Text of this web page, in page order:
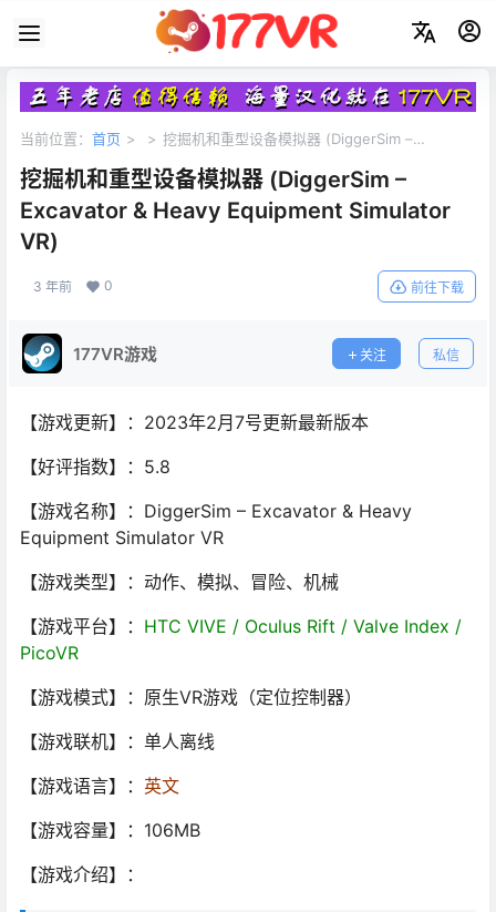
当前位置： 首页 > > 挖掘机和重型设备模拟器 (DiggerSim –
挖掘机和重型设备模拟器 (DiggerSim –
Excavator & Heavy Equipment Simulator
VR)
3 年前 0 前往下载
177VR游戏 关注 私信
【游戏更新】：2023年2月7号更新最新版本
【好评指数】：5.8
【游戏名称】：DiggerSim – Excavator & Heavy
Equipment Simulator VR
【游戏类型】：动作、模拟、冒险、机械
【游戏平台】： HTC VIVE / Oculus Rift / Valve Index /
PicoVR
【游戏模式】：原生VR游戏（定位控制器）
【游戏联机】：单人离线
【游戏语言】： 英文
【游戏容量】：106MB
【游戏介绍】：